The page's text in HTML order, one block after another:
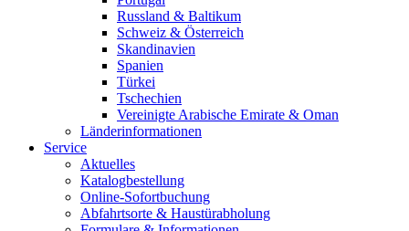
Russland & Baltikum
Schweiz & Österreich
Skandinavien
Spanien
Türkei
Tschechien
Vereinigte Arabische Emirate & Oman
Länderinformationen
Service
Aktuelles
Katalogbestellung
Online-Sofortbuchung
Abfahrtsorte & Haustürabholung